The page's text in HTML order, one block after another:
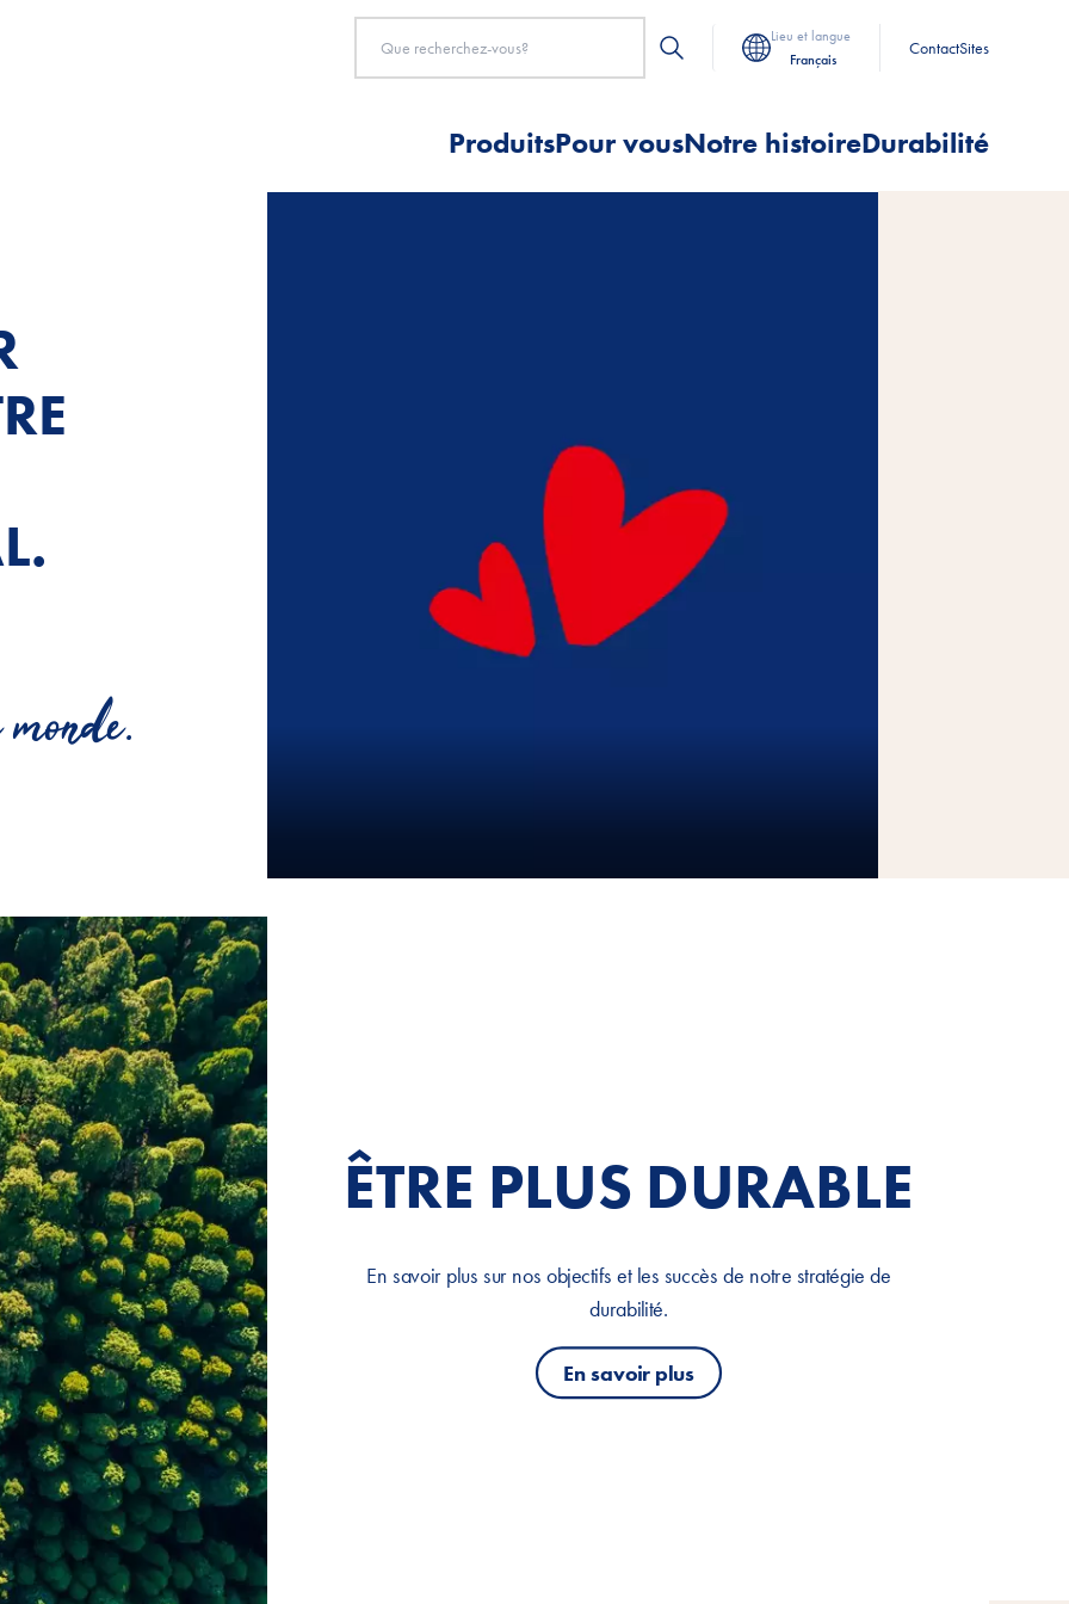
Lieu et langue
Français
ContactSites
ProduitsPour vousNotre histoireDurabilité
ÊTRE PLUS DURABLE
En savoir plus sur nos objectifs et les succès de notre stratégie de
durabilité.
En savoir plus